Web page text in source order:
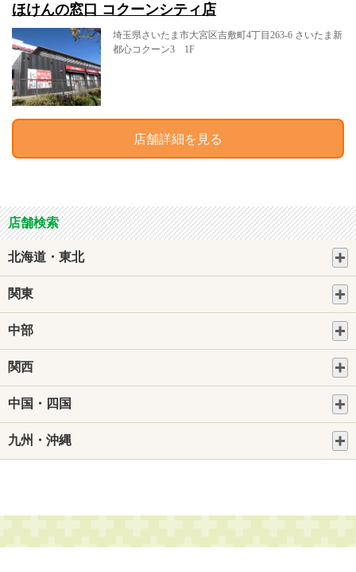
ほけんの窓口 コクーンシティ店
埼玉県さいたま市大宮区吉敷町4丁目263-6 さいたま新
都心コクーン3 1F
店舗詳細を見る
店舗検索
北海道・東北
関東
中部
関西
中国・四国
九州・沖縄